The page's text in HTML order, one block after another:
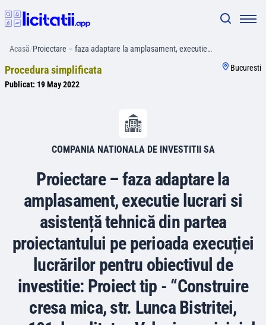
Acasă/Proiectare – faza adaptare la amplasament, executie…
Procedura simplificata
Publicat: 19 May 2022
Bucuresti
COMPANIA NATIONALA DE INVESTITII SA
Proiectare – faza adaptare la
amplasament, executie lucrari si
asistență tehnică din partea
proiectantului pe perioada execuției
lucrărilor pentru obiectivul de
investitie: Proiect tip - “Construire
cresa mica, str. Lunca Bistritei,